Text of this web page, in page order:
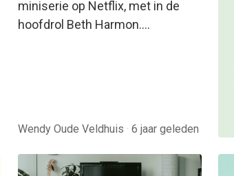
miniserie op Netflix, met in de
hoofdrol Beth Harmon.…
Wendy Oude Veldhuis · 6 jaar geleden